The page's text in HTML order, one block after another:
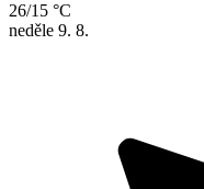
26/15 °C
neděle 9. 8.